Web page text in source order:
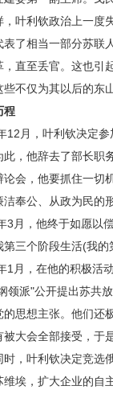
利钦政治上一度失
表了相当一部分苏联
，直至丢官。这也引
些不仅为其以后的东
程
月，叶利钦决定参
此，他辞去了部长职
论会，他要抓住一切
洁奉公、从政为民的
，他终于如愿以偿
三个阶段生活(我的
，在他的积极活动
领派"公开提出苏共
的思想主张。他们还
大会全部接受，于
叶利钦决定竞选俄
维埃，扩大企业的自